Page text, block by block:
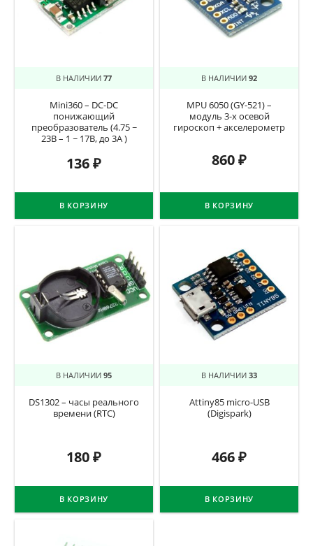
В НАЛИЧИИ 77
Mini360 – DC-DC
понижающий
преобразователь (4.75 ~
23В – 1 ~ 17В, до 3А )
136₽
В КОРЗИНУ
В НАЛИЧИИ 92
MPU 6050 (GY-521) –
модуль 3-х осевой
гироскоп + акселерометр
860₽
В КОРЗИНУ
В НАЛИЧИИ 95
DS1302 – часы реального
времени (RTC)
180₽
В КОРЗИНУ
В НАЛИЧИИ 33
Attiny85 micro-USB
(Digispark)
466₽
В КОРЗИНУ